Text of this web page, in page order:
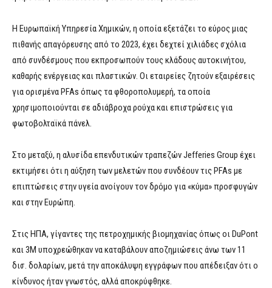
Η Ευρωπαϊκή Υπηρεσία Χημικών, η οποία εξετάζει το εύρος μιας
πιθανής απαγόρευσης από το 2023, έχει δεχτεί χιλιάδες σχόλια
από συνδέσμους που εκπροσωπούν τους κλάδους αυτοκινήτου,
καθαρής ενέργειας και πλαστικών. Οι εταιρείες ζητούν εξαιρέσεις
για ορισμένα PFAs όπως τα φθοροπολυμερή, τα οποία
χρησιμοποιούνται σε αδιάβροχα ρούχα και επιστρώσεις για
φωτοβολταϊκά πάνελ.
Στο μεταξύ, η αλυσίδα επενδυτικών τραπεζών Jefferies Group έχει
εκτιμήσει ότι η αύξηση των μελετών που συνδέουν τις PFAs με
επιπτώσεις στην υγεία ανοίγουν τον δρόμο για «κύμα» προσφυγών
και στην Ευρώπη.
Στις ΗΠΑ, γίγαντες της πετροχημικής βιομηχανίας όπως οι DuPont
και 3M υποχρεώθηκαν να καταβάλουν αποζημιώσεις άνω των 11
δισ. δολαρίων, μετά την αποκάλυψη εγγράφων που απέδειξαν ότι ο
κίνδυνος ήταν γνωστός, αλλά αποκρύφθηκε.